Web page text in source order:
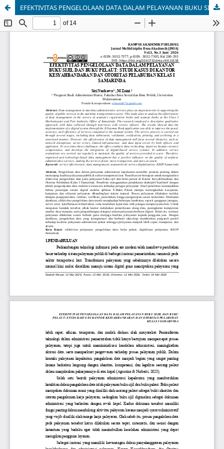
EFEKTIVITAS PENGELOLAAN DATA DALAM PELAYANAN BUKU SIJIL DAN BUKU PELAUT: STUDI KASUS DI KANTOR KESYAHBANDARAN DAN OTORITAS PELABUHAN KELAS I SAMARINDA